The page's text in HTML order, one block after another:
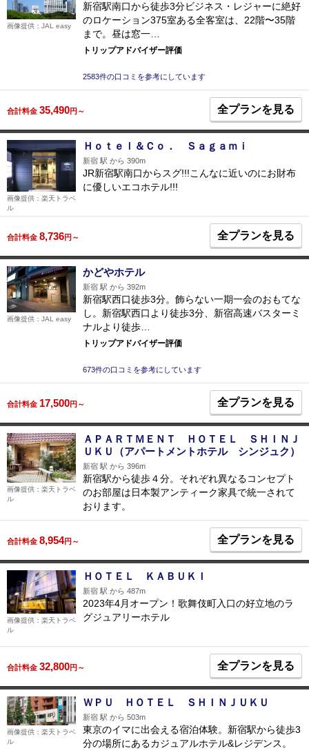
新宿駅南口から徒歩3分ビジネス・レジャーに絶好
のロケーション375室ある全客室は、22階〜35階
まで。昼は窓一…
トリップアドバイザー評価
2583件の口コミを参考にしています
画像提供：JAL easy
合計料金 35,490円～ 全プランを見る
Ｈｏｔｅｌ＆Ｃｏ． Ｓａｇａｍｉ
新宿 駅 から 390m
JR新宿駅南口からスグ!!!こんなに近いのにお財布
に優しいエコホテル!!!
画像提供：楽天トラベ
ル
合計料金 8,736円～ 全プランを見る
かどやホテル
新宿 駅 から 392m
新宿駅西口徒歩3分。飾らない一期一会のおもてな
し。新宿駅西口より徒歩3分、新宿高速バスターミ
ナルより徒歩…
トリップアドバイザー評価
673件の口コミを参考にしています
画像提供：JAL easy
合計料金 17,500円～ 全プランを見る
ＡＰＡＲＴＭＥＮＴ ＨＯＴＥＬ ＳＨＩＮＪ
ＵＫＵ（アパートメントホテル シンジュク）
新宿 駅 から 396m
新宿駅から徒歩４分。それぞれ異なるコンセプト
のお部屋は日本製アンティーク家具で統一されて
おります。
画像提供：楽天トラベ
ル
合計料金 8,954円～ 全プランを見る
ＨＯＴＥＬ ＫＡＢＵＫＩ
新宿 駅 から 487m
2023年4月オープン！歌舞伎町入口の好立地のラ
グジュアリーホテル
画像提供：楽天トラベ
ル
合計料金 32,800円～ 全プランを見る
ＷＰＵ ＨＯＴＥＬ ＳＨＩＮＪＵＫＵ
新宿 駅 から 503m
東京のイマに出会える宿泊体験。新宿駅から徒歩3
分の場所にあるカジュアルホテル&レジデンス。
画像提供：楽天トラベ
ル